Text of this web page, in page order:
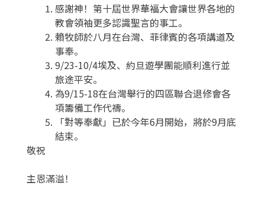
感謝神！第十屆世界華福大會讓世界各地的
教會領袖更多認識聖言的事工。
賴牧師於八月在台灣、菲律賓的各項講道及
事奉。
9/23-10/4埃及、約旦遊學團能順利進行並
旅途平安。
為9/15-18在台灣舉行的四區聯合退修會各
項籌備工作代禱。
「對等奉獻」已於今年6月開始，將於9月底
結束。
敬祝
主恩滿溢！